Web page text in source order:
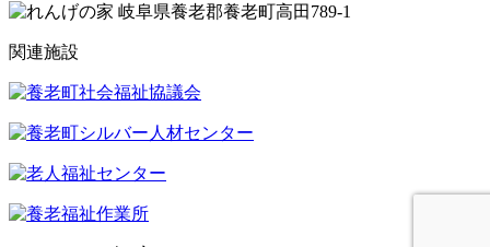
岐阜県養老郡養老町高田789-1
関連施設